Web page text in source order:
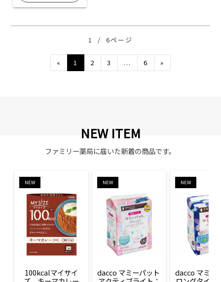
1 / 6ページ
« Previous
1 2 3 ... 6 »
NEW ITEM
ファミリー薬局に届いた新着の商品です。
NEW
100kcalマイサイ
NEW
dacco マミーパット
NEW
dacco マミー